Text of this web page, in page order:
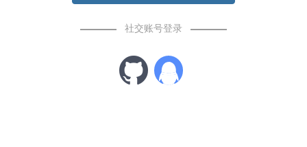
社交账号登录